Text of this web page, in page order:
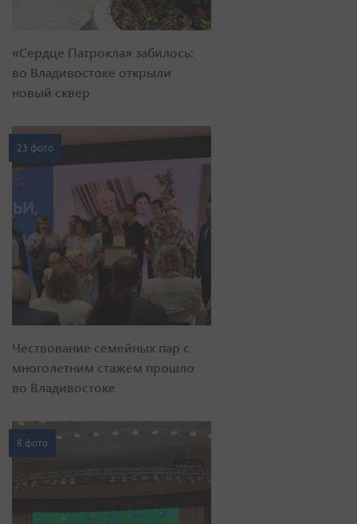
«Сердце Патрокла» забилось:
во Владивостоке открыли
новый сквер
23 фото
Чествование семейных пар с
многолетним стажем прошло
во Владивостоке
8 фото